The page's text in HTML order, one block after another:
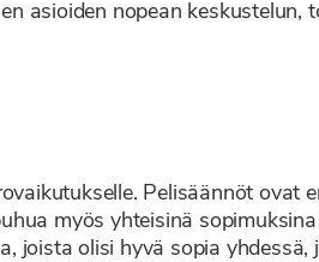
asioiden nopean keskustelun,
Pelisäännöt ovat
myös yhteisinä
joista olisi hyvä sopia yhdessä,